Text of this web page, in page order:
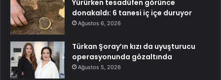
Yürürken tesadüfen görünce
donakaldı: 6 tanesi iç içe duruyor
Ağustos 6, 2026
Türkan Şoray’ın kızı da uyuşturucu
operasyonunda gözaltında
Ağustos 5, 2026